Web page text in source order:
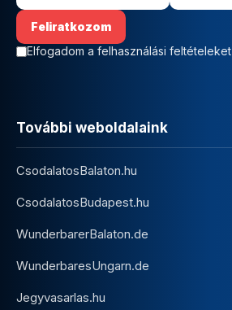
Elfogadom a felhasználási feltételeket
További weboldalaink
CsodalatosBalaton.hu
CsodalatosBudapest.hu
WunderbarerBalaton.de
WunderbaresUngarn.de
Jegyvasarlas.hu